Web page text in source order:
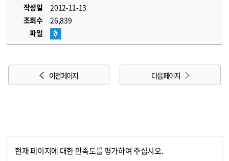
작성일
2012-11-13
조회수
26,839
파일
이전 페이지 다음 페이지
현재 페이지에 대한 만족도를 평가하여 주십시오.